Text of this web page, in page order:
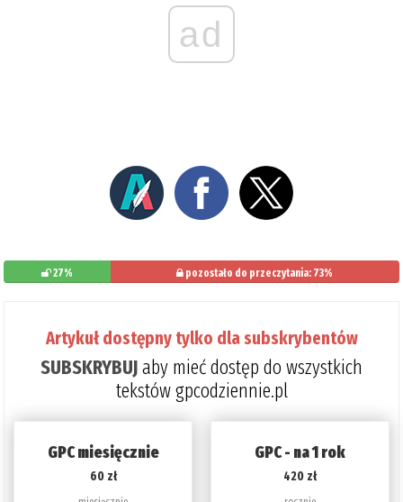
ad
27% pozostało do przeczytania: 73%
Artykuł dostępny tylko dla subskrybentów
SUBSKRYBUJaby mieć dostęp do wszystkich
tekstów gpcodziennie.pl
GPC miesięcznie
60 zł
GPC - na 1 rok
420 zł